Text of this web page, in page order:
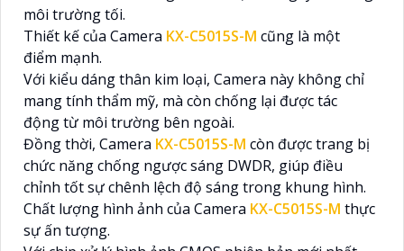
môi trường tối.
Thiết kế của Camera KX-C5015S-M cũng là một
điểm mạnh.
Với kiểu dáng thân kim loại, Camera này không chỉ
mang tính thẩm mỹ, mà còn chống lại được tác
động từ môi trường bên ngoài.
Đồng thời, Camera KX-C5015S-M còn được trang bị
chức năng chống ngược sáng DWDR, giúp điều
chỉnh tốt sự chênh lệch độ sáng trong khung hình.
Chất lượng hình ảnh của Camera KX-C5015S-M thực
sự ấn tượng.